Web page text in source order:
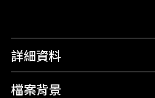
詳細資料
檔案背景